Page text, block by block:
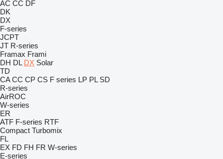
AC CC DF
DK
DX
F-series
JCPT
JT R-series
Framax Frami
DH DL DX Solar
TD
CA CC CP CS F series LP PL SD
R-series
AirROC
W-series
ER
ATF F-series RTF
Compact Turbomix
FL
EX FD FH FR W-series
E-series